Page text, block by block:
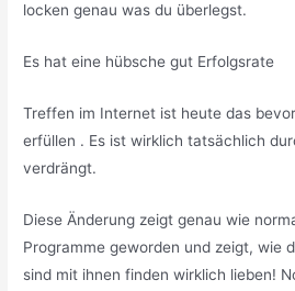
locken genau was du überlegst.
Es hat eine hübsche gut Erfolgsrate
Treffen im Internet ist heute das
erfüllen . Es ist wirklich tatsächlich
verdrängt.
Diese Änderung zeigt genau wie
Programme geworden und zeigt, wie
sind mit ihnen finden wirklich lieben!